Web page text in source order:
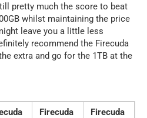
pretty much the score to beat
whilst maintaining the price
leave you a little less
recommend the Firecuda
extra and go for the 1TB at the
Firecuda
Firecuda